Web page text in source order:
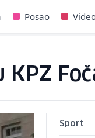
Posao
Sport